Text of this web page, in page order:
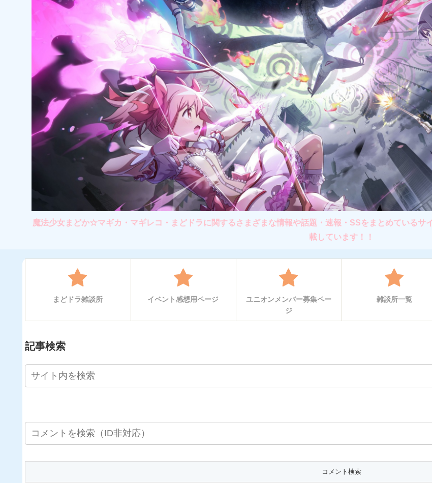
魔法少女まどか☆マギカ・マギレコ・まどドラに関するさまざまな情報や話題・速報・SSをまとめている
載しています！！
まどドラ雑談所 イベント感想用ページ
ユニオンメンバー募集ペー
ジ
雑談所一覧
記事検索